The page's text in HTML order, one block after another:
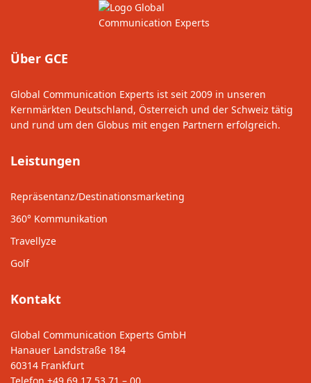
Über GCE
Global Communication Experts ist seit 2009 in unseren
Kernmärkten Deutschland, Österreich und der Schweiz tätig
und rund um den Globus mit engen Partnern erfolgreich.
Leistungen
Repräsentanz/Destinationsmarketing
360° Kommunikation
Travellyze
Golf
Kontakt
Global Communication Experts GmbH
Hanauer Landstraße 184
60314 Frankfurt